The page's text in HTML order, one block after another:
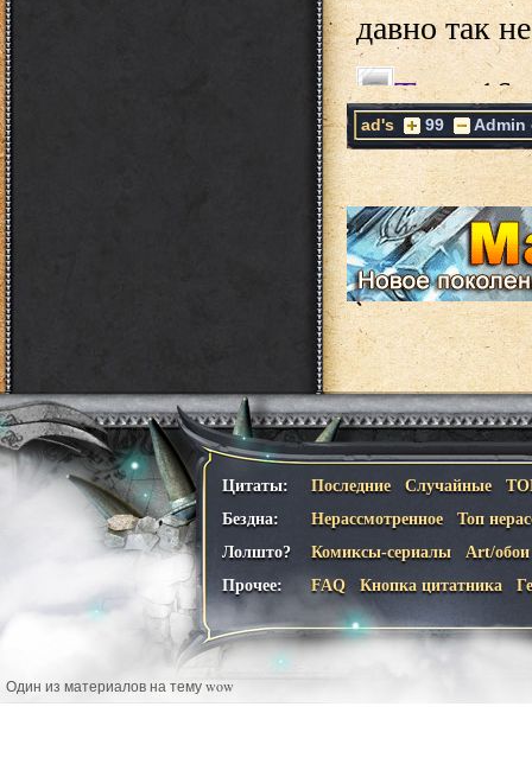
ad's 99 Admin
Цитаты: Последние Случайные
Бездна:
Нерассмотренное
Топ
Лолшто?
Комиксы-сериалы
Art/обои
Прочее:
FAQ Кнопка цитатника
Один из материалов на тему wow